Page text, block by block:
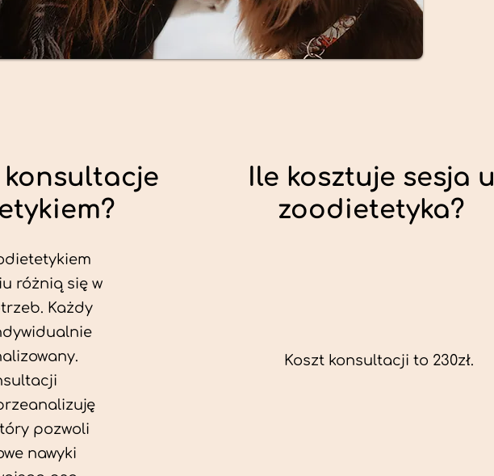
różnią się w
Każdy
pozwoli
nawyki
Ile kosztuje sesja u
zoodietetyka?
Koszt konsultacji to 230zł.